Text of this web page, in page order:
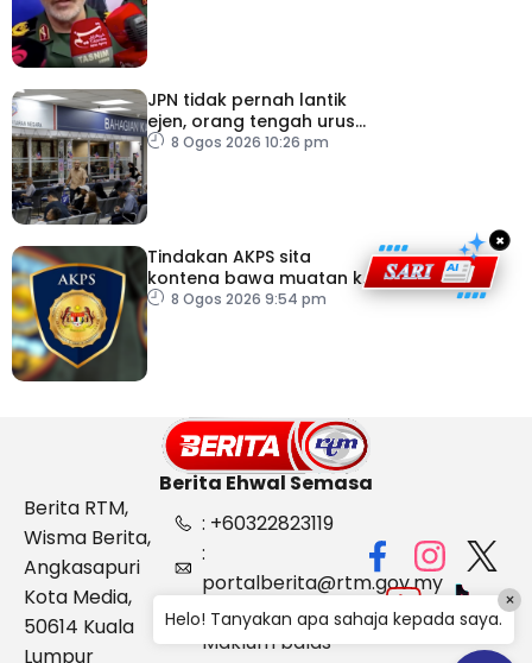
JPN tidak pernah lantik
ejen, orang tengah urus
dokumentasi
8 Ogos 2026 10:26 pm
Tindakan AKPS sita
kontena bawa muatan ke
Israel bukti ketegasan
8 Ogos 2026 9:54 pm
×
Berita Ehwal Semasa
Berita RTM,
Wisma Berita,
Angkasapuri
Kota Media,
50614 Kuala
Lumpur
: +60322823119
:
portalberita@rtm.gov.my
: Aduan &
Maklum balas
Helo! Tanyakan apa sahaja kepada saya.
×